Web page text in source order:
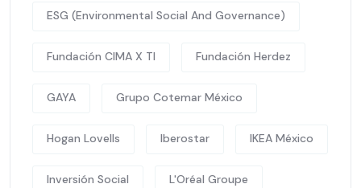
ESG (Environmental Social And Governance)
Fundación CIMA X TI Fundación Herdez
GAYA Grupo Cotemar México
Hogan Lovells Iberostar IKEA México
Inversión Social L'Oréal Groupe